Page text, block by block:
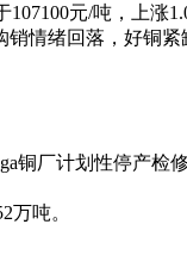
元/吨，上涨
销情绪回落，好铜
铜厂计划性停产检
万吨。